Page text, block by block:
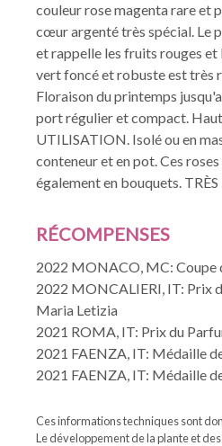
couleur rose magenta rare et
cœur argenté très spécial. Le
et rappelle les fruits rouges et
vert foncé et robuste est très
Floraison du printemps
port régulier et compact.
UTILISATION. Isolé ou en
conteneur et en pot. Ces
également en bouquets.
RÉCOMPENSES
2022 MONACO, MC: Coupe
2022 MONCALIERI, IT: Prix
Maria Letizia
2021 ROMA, IT: Prix du
2021 FAENZA, IT: Médaille
2021 FAENZA, IT: Médaille
Ces informations techniques sont
Le développement de la plante et